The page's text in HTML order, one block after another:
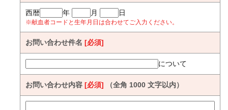
西暦 年 月 日
※献血者コードと生年月日は合わせてご入力ください。
お問い合わせ件名 [必須]
について
お問い合わせ内容 [必須] （全角 1000 文字以内）